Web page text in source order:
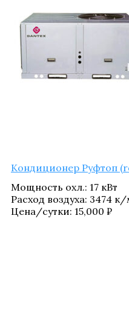
Кон­ди­ци­о­нер Руф­топ
Мощ­ность охл.: 17 кВт
Рас­ход воз­ду­ха: 3474
Цена/​сутки: 15,000 ₽